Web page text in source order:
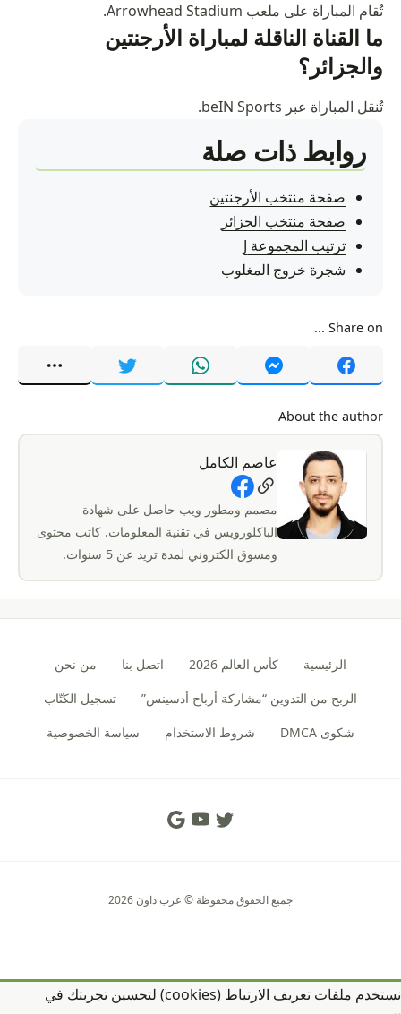
تُقام المباراة على ملعب Arrowhead Stadium.
ما القناة الناقلة لمباراة الأرجنتين
والجزائر؟
تُنقل المباراة عبر beIN Sports.
روابط ذات صلة
صفحة منتخب الأرجنتين
صفحة منتخب الجزائر
ترتيب المجموعة J
شجرة خروج المغلوب
Share on ...
About the author
عاصم الكامل
Social Links
مصمم ومطور ويب حاصل على شهادة
الباكلورويس في تقنية المعلومات. كاتب محتوى
ومسوق الكتروني لمدة تزيد عن 5 سنوات.
الرئيسية كأس العالم 2026 اتصل بنا
من نحن
الربح من التدوين “مشاركة أرباح أدسينس”
تسجيل الكتّاب
شكوى DMCA
شروط الاستخدام سياسة الخصوصية
Social Links
جميع الحقوق محفوظة © عرب داون 2026
نستخدم ملفات تعريف الارتباط (cookies) لتحسين تجربتك في